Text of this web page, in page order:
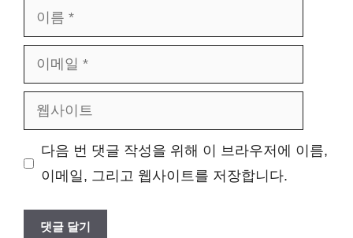
름
메
사
다음 번 댓글 작성을 위해 이 브라우저에 이름,
이메일, 그리고 웹사이트를 저장합니다.